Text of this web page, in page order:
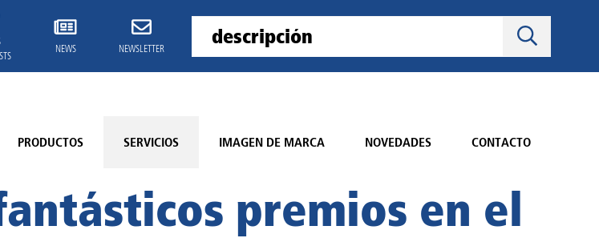
NEWS NEWSLETTER
PRODUCTOS
SERVICIOS IMAGEN DE MARCA NOVEDADES CONTACTO
premios en el